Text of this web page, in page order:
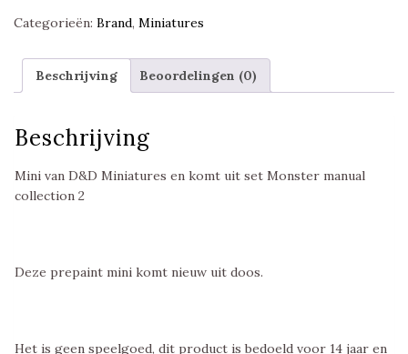
Manual
D&D
aantal
Categorieën: Brand, Miniatures
Beschrijving Beoordelingen (0)
Beschrijving
Mini van D&D Miniatures en komt uit set Monster manual
collection 2
Deze prepaint mini komt nieuw uit doos.
Het is geen speelgoed, dit product is bedoeld voor 14 jaar en